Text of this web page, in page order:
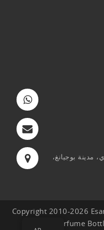
مدينة بوجيانغ،
Copyright 2010-2026
Perfume